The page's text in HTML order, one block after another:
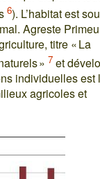
6). L’habitat est
Agreste
titre « La
» 7 et
individuelles est
agricoles et